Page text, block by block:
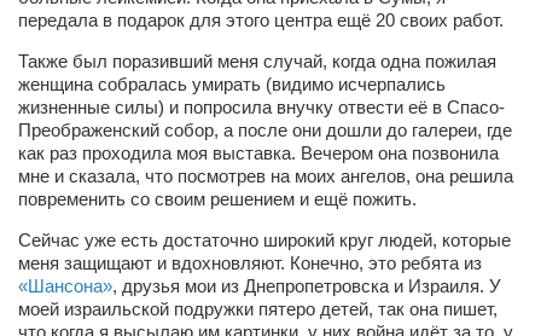
передала в подарок для этого центра ещё 20 своих работ.
Также был поразивший меня случай, когда одна пожилая
женщина собралась умирать (видимо исчерпались
жизненные силы) и попросила внучку отвести её в Спасо-
Преображенский собор, а после они дошли до галереи, где
как раз проходила моя выставка. Вечером она позвонила
мне и сказала, что посмотрев на моих ангелов, она решила
повременить со своим решением и ещё пожить.
Сейчас уже есть достаточно широкий круг людей, которые
меня защищают и вдохновляют. Конечно, это ребята из
«Шансона», друзья мои из Днепропетровска и Израиля. У
моей израильской подружки пятеро детей, так она пишет,
что когда я высылаю им картинки, у них война идёт за то, у